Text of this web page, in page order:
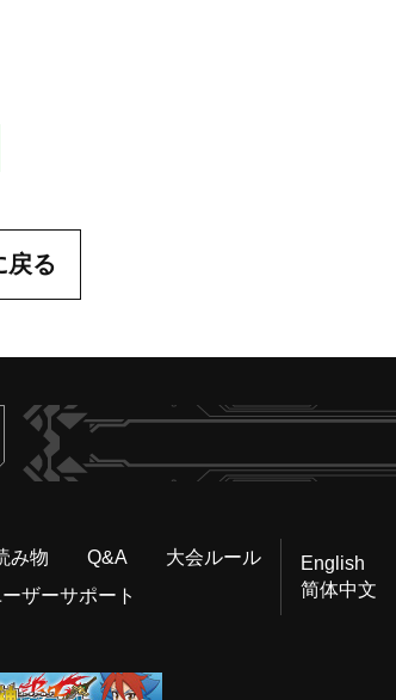
でシェアする
戻る
ヴァンガードch
み物 Q&A
大会ルール
ザーサポート
English
简体中文